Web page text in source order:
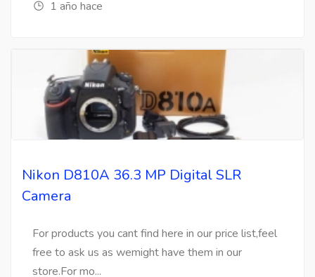
1 año hace
Nikon D810A 36.3 MP Digital SLR
Camera
For products you cant find here in our price list,feel
free to ask us as wemight have them in our
store.For mo...